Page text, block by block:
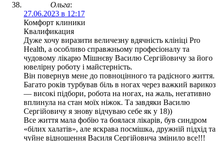
Ольга:
27.06.2023 в 12:17
Комфорт клиники
Квалификация
Дуже хочу виразити величезну вдячність клініці Pro
Health, а особливо справжньому професіоналу та
чудовому лікарю Мішнєву Василю Сергійовичу за його
ювелірну роботу і майстерність.
Він повернув мене до повноцінного та радісного життя.
Багато років турбував біль в ногах через важкий варикоз
— високі підбори, робота на ногах, на жаль, негативно
вплинула на стан моїх ніжок. Та завдяки Василю
Сергійовичу я знову відчуваю себе як у 18))
Все життя мала фобію та боялася лікарів, був синдром
«білих халатів», але яскрава посмішка, дружній підхід та
чуйне відношення Василя Сергійовича змінило все!!!